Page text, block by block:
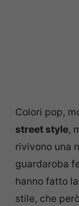
Colori pop,
street style,
rivivono una
guardaroba
hanno fatto
stile, che